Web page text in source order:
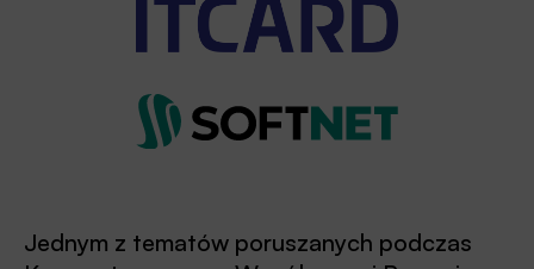
Jednym z tematów poruszanych podczas